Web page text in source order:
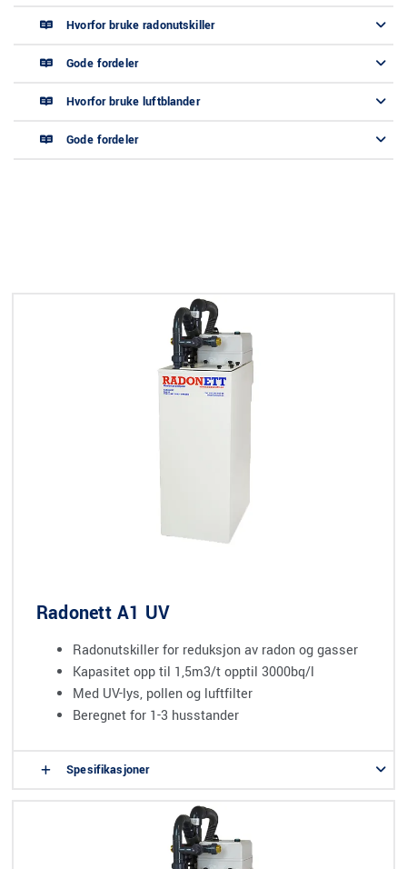
Hvorfor bruke radonutskiller
Gode fordeler
Hvorfor bruke luftblander
Gode fordeler
Radonett A1 UV
Radonutskiller for reduksjon av radon og gasser
Kapasitet opp til 1,5m3/t opptil 3000bq/l
Med UV-lys, pollen og luftfilter
Beregnet for 1-3 husstander
Spesifikasjoner